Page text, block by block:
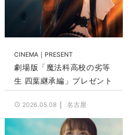
CINEMA PRESENT
劇場版「魔法科高校の劣等
生 四葉継承編」プレゼント
2026.05.08 名古屋